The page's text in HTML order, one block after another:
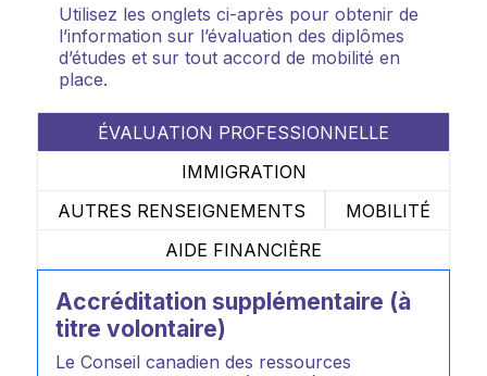
Utilisez les onglets ci-après pour obtenir de
l’information sur l’évaluation des diplômes
d’études et sur tout accord de mobilité en
place.
ÉVALUATION PROFESSIONNELLE
IMMIGRATION
AUTRES RENSEIGNEMENTS
MOBILITÉ
AIDE FINANCIÈRE
Accréditation supplémentaire (à
titre volontaire)
Le Conseil canadien des ressources